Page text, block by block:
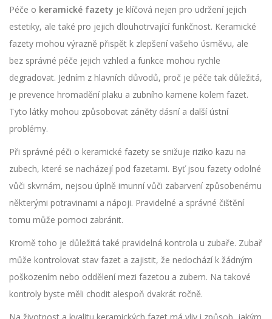
Péče o keramické fazety je klíčová nejen pro udržení jejich
estetiky, ale také pro jejich dlouhotrvající funkčnost. Keramické
fazety mohou výrazně přispět k zlepšení vašeho úsměvu, ale
bez správné péče jejich vzhled a funkce mohou rychle
degradovat. Jedním z hlavních důvodů, proč je péče tak důležitá,
je prevence hromadění plaku a zubního kamene kolem fazet.
Tyto látky mohou způsobovat záněty dásní a další ústní
problémy.
Při správné péči o keramické fazety se snižuje riziko kazu na
zubech, které se nacházejí pod fazetami. Byť jsou fazety odolné
vůči skvrnám, nejsou úplně imunní vůči zabarvení způsobenému
některými potravinami a nápoji. Pravidelné a správné čištění
tomu může pomoci zabránit.
Kromě toho je důležitá také pravidelná kontrola u zubaře. Zubař
může kontrolovat stav fazet a zajistit, že nedochází k žádným
poškozením nebo oddělení mezi fazetou a zubem. Na takové
kontroly byste měli chodit alespoň dvakrát ročně.